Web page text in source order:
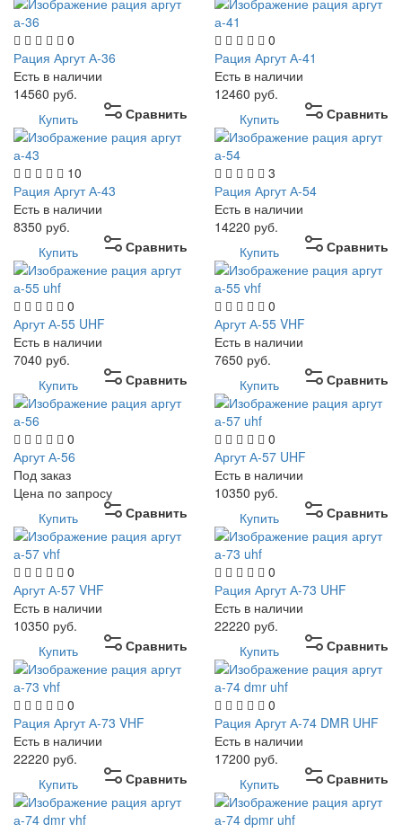
0
Рация Аргут А-36
Есть в наличии
14560 руб.
Сравнить
Купить
0
Рация Аргут А-41
Есть в наличии
12460 руб.
Сравнить
Купить
10
Рация Аргут А-43
Есть в наличии
8350 руб.
Сравнить
Купить
3
Рация Аргут А-54
Есть в наличии
14220 руб.
Сравнить
Купить
0
Аргут А-55 UHF
Есть в наличии
7040 руб.
Сравнить
Купить
0
Аргут А-55 VHF
Есть в наличии
7650 руб.
Сравнить
Купить
0
Аргут А-56
Под заказ
Цена по запросу
Сравнить
Купить
0
Аргут А-57 UHF
Есть в наличии
10350 руб.
Сравнить
Купить
0
Аргут А-57 VHF
Есть в наличии
10350 руб.
Сравнить
Купить
0
Рация Аргут А-73 UHF
Есть в наличии
22220 руб.
Сравнить
Купить
0
Рация Аргут А-73 VHF
Есть в наличии
22220 руб.
Сравнить
Купить
0
Рация Аргут А-74 DMR UHF
Есть в наличии
17200 руб.
Сравнить
Купить